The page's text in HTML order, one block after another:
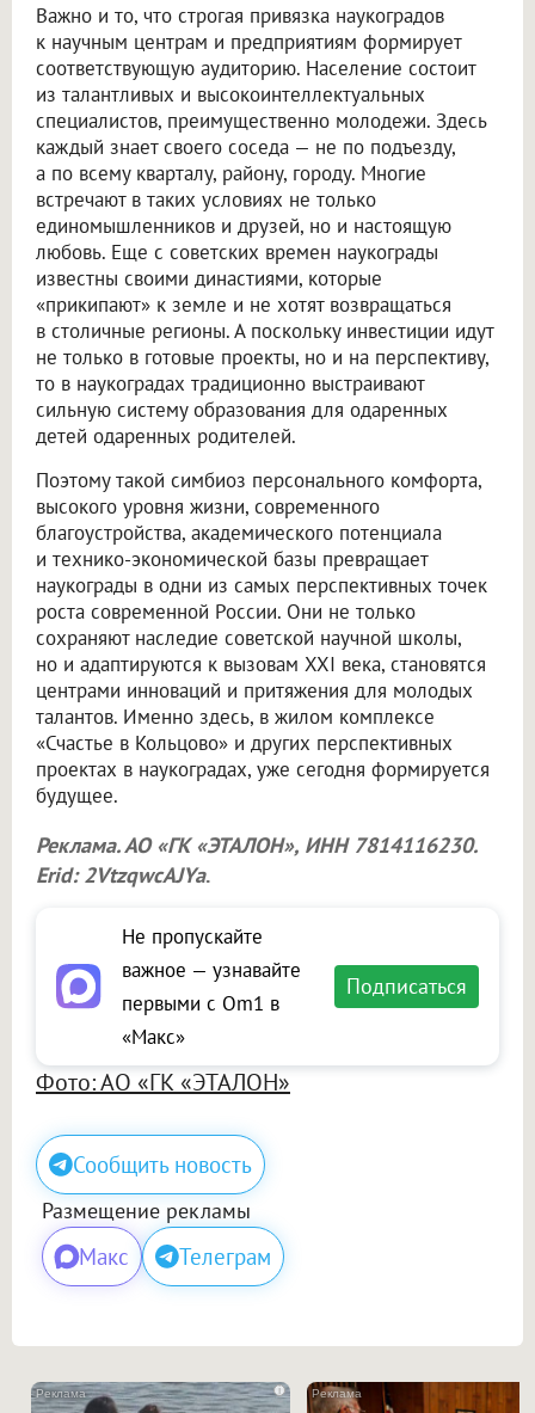
Важно и то, что строгая привязка наукоградов
к научным центрам и предприятиям формирует
соответствующую аудиторию. Население состоит
из талантливых и высокоинтеллектуальных
специалистов, преимущественно молодежи. Здесь
каждый знает своего соседа — не по подъезду,
а по всему кварталу, району, городу. Многие
встречают в таких условиях не только
единомышленников и друзей, но и настоящую
любовь. Еще с советских времен наукограды
известны своими династиями, которые
«прикипают» к земле и не хотят возвращаться
в столичные регионы. А поскольку инвестиции идут
не только в готовые проекты, но и на перспективу,
то в наукоградах традиционно выстраивают
сильную систему образования для одаренных
детей одаренных родителей.
Поэтому такой симбиоз персонального комфорта,
высокого уровня жизни, современного
благоустройства, академического потенциала
и технико-экономической базы превращает
наукограды в одни из самых перспективных точек
роста современной России. Они не только
сохраняют наследие советской научной школы,
но и адаптируются к вызовам XXI века, становятся
центрами инноваций и притяжения для молодых
талантов. Именно здесь, в жилом комплексе
«Счастье в Кольцово» и других перспективных
проектах в наукоградах, уже сегодня формируется
будущее.
Реклама. АО «ГК «ЭТАЛОН», ИНН 7814116230.
Erid: 2VtzqwcAJYa.
Не пропускайте
важное — узнавайте
первыми с Om1 в
«Макс»
Подписаться
Фото: АО «ГК «ЭТАЛОН»
Сообщить новость
Размещение рекламы
Макс Телеграм
i